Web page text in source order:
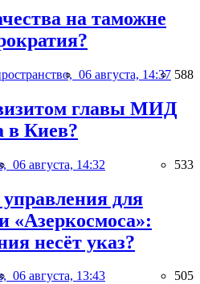
на таможне
06 августа, 14:37 588
главы МИД
в Киев?
06 августа, 14:32 533
для
«Азеркосмоса»:
несёт указ?
06 августа, 13:43 505